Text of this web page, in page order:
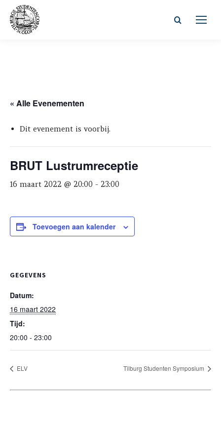
Zoeken:
« Alle Evenementen
Dit evenement is voorbij.
BRUT Lustrumreceptie
16 maart 2022 @ 20:00 - 23:00
Toevoegen aan kalender
GEGEVENS
Datum:
16 maart 2022
Tijd:
20:00 - 23:00
ELV Tilburg Studenten Symposium